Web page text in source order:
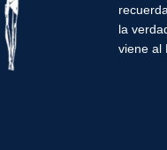
la
viene al